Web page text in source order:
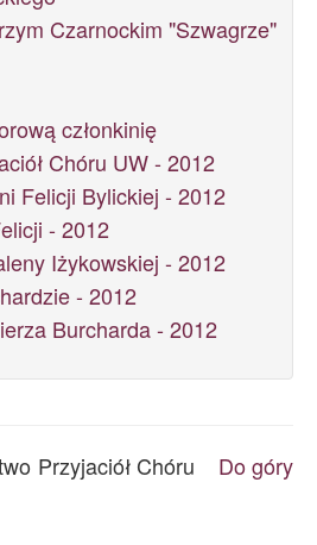
Czarnockim "Szwagrze"
członkinię
Chóru UW - 2012
Felicji Bylickiej - 2012
- 2012
Iżykowskiej - 2012
- 2012
Burcharda - 2012
Do góry
Przyjaciół Chóru